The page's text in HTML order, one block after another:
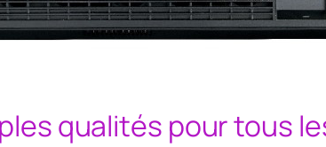
qualités pour tous